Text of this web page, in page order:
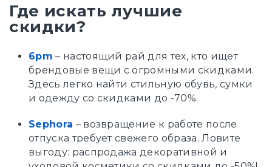
Где искать лучшие
скидки?
6pm – настоящий рай для тех, кто ищет
брендовые вещи с огромными скидками.
Здесь легко найти стильную обувь, сумки
и одежду со скидками до -70%.
Sephora – возвращение к работе после
отпуска требует свежего образа. Ловите
выгоду: распродажа декоративной и